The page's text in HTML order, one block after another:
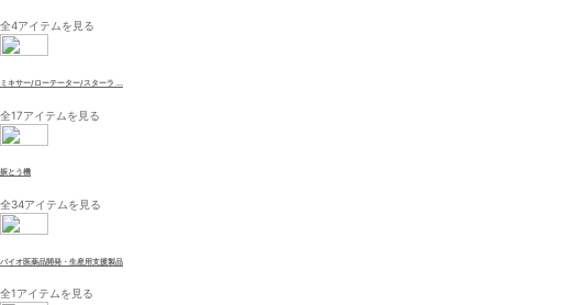
全4アイテムを見る
ミキサー/ローテーター/スターラ ...
全17アイテムを見る
振とう機
全34アイテムを見る
バイオ医薬品開発・生産用支援製品
全1アイテムを見る